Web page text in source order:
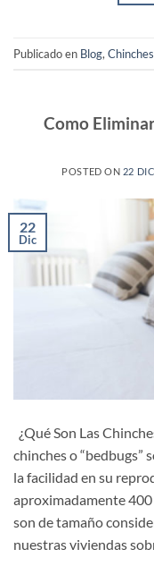
Publicado en Blog, Chinches
Como
POSTED ON 22
22
Dic
¿Qué Son Las
chinches o “bedbugs”
la facilidad en su
aproximadamente 400
son de tamaño
nuestras viviendas